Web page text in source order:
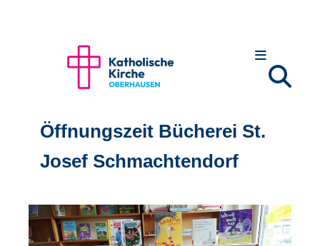
Öffnungszeit Bücherei St.
Josef Schmachtendorf